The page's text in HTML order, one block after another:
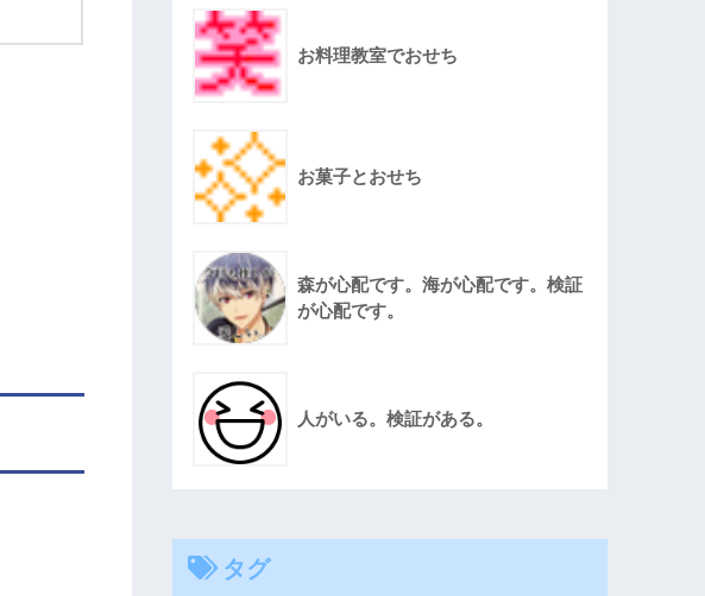
お料理教室でおせち
お菓子とおせち
森が心配です。海が心配です。検証
が心配です。
人がいる。検証がある。
タグ